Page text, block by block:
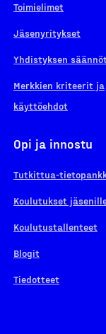
Toimielimet
Jäsenyritykset
Yhdistyksen säännöt
Merkkien kriteerit ja
käyttöehdot
Opi ja innostu
Tutkittua-
Koulutukset
Koulutustallenteet
Blogit
Tiedotteet